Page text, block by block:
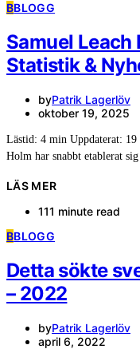
BBLOGG
Samuel Leach
Statistik &
byPatrik Lagerlöv
oktober 19, 2025
Lästid: 4 min Uppdaterat: 19
Holm har snabbt etablerat
LÄS MER
111 minute read
BBLOGG
Detta sökte
– 2022
byPatrik Lagerlöv
april 6, 2022